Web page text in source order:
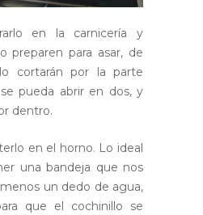
en la carnicería y
preparen para asar, de
cortarán por la parte
pueda abrir en dos, y
dentro.
en el horno. Lo ideal
una bandeja que nos
un dedo de agua,
que el cochinillo se